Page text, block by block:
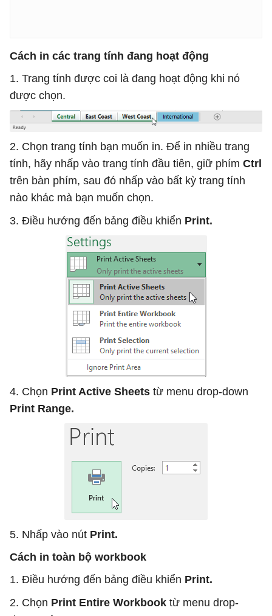
Cách in các trang tính đang hoạt động
1. Trang tính được coi là đang hoạt động khi nó
được chọn.
2. Chọn trang tính bạn muốn in. Để in nhiều trang
tính, hãy nhấp vào trang tính đầu tiên, giữ phím Ctrl
trên bàn phím, sau đó nhấp vào bất kỳ trang tính
nào khác mà bạn muốn chọn.
3. Điều hướng đến bảng điều khiển Print.
4. Chọn Print Active Sheets từ menu drop-down
Print Range.
5. Nhấp vào nút Print.
Cách in toàn bộ workbook
1. Điều hướng đến bảng điều khiển Print.
2. Chọn Print Entire Workbook từ menu drop-